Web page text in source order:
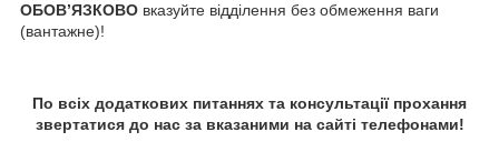
ОБОВ’ЯЗКОВО вказуйте відділення без обмеження ваги
(вантажне)!
По всіх додаткових питаннях та консультації прохання
звертатися до нас за вказаними на сайті телефонами!